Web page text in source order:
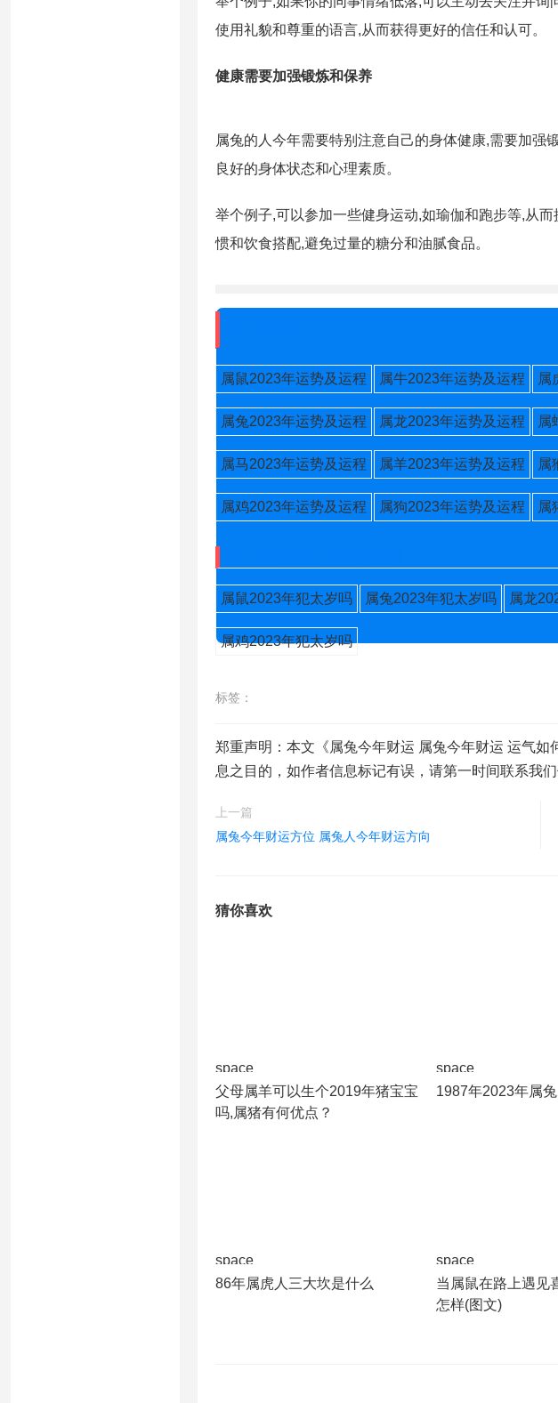
使用礼貌和尊重的语言,从而获得更好的信任和认可。
健康需要加强锻炼和保养
属兔的人今年需要特别注意自己的身体健康,需要加强
良好的身体状态和心理素质。
举个例子,可以参加一些健身运动,如瑜伽和跑步等,从
惯和饮食搭配,避免过量的糖分和油腻食品。
属鼠2023年运势及运程 属牛2023年运势及运程 属
属兔2023年运势及运程 属龙2023年运势及运程 属
属马2023年运势及运程 属羊2023年运势及运程 属
属鸡2023年运势及运程 属狗2023年运势及运程 属
属鼠2023年犯太岁吗 属兔2023年犯太岁吗 属龙
属鸡2023年犯太岁吗
标签：
郑重声明：本文《属兔今年财运 属兔今年财运 运气
息之目的，如作者信息标记有误，请第一时间联系我们
上一篇
属兔今年财运方位 属兔人今年财运方向
猜你喜欢
space
父母属羊可以生个2019年猪宝宝
吗,属猪有何优点？
space
1987年2023年属兔
space
86年属虎人三大坎是什么
space
当属鼠在路上遇见
怎样(图文)